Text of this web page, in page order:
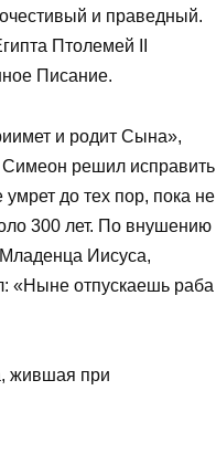
и праведный.
Птолемей II
Писание.
и родит Сына»,
Симеон решил исправить
умрет до тех пор, пока не
300 лет. По внушению
Иисуса,
«Ныне отпускаешь раба
жившая при